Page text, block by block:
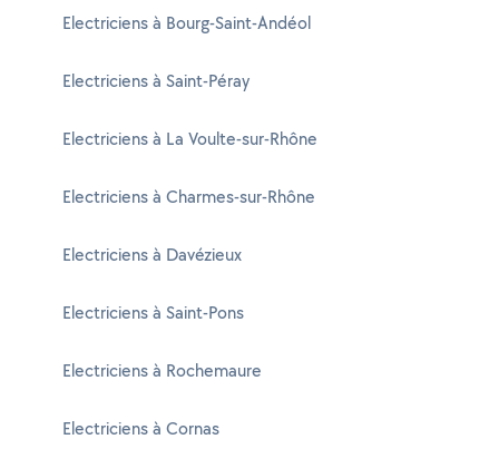
Electriciens à Bourg-Saint-Andéol
Electriciens à Saint-Péray
Electriciens à La Voulte-sur-Rhône
Electriciens à Charmes-sur-Rhône
Electriciens à Davézieux
Electriciens à Saint-Pons
Electriciens à Rochemaure
Electriciens à Cornas